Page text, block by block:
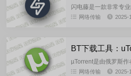
闪电藤是一款非常专
用高级加密技术，确
网络传输 2025-
µTorrent是由俄罗斯
号称全球排名第一的
网络传输 2025-